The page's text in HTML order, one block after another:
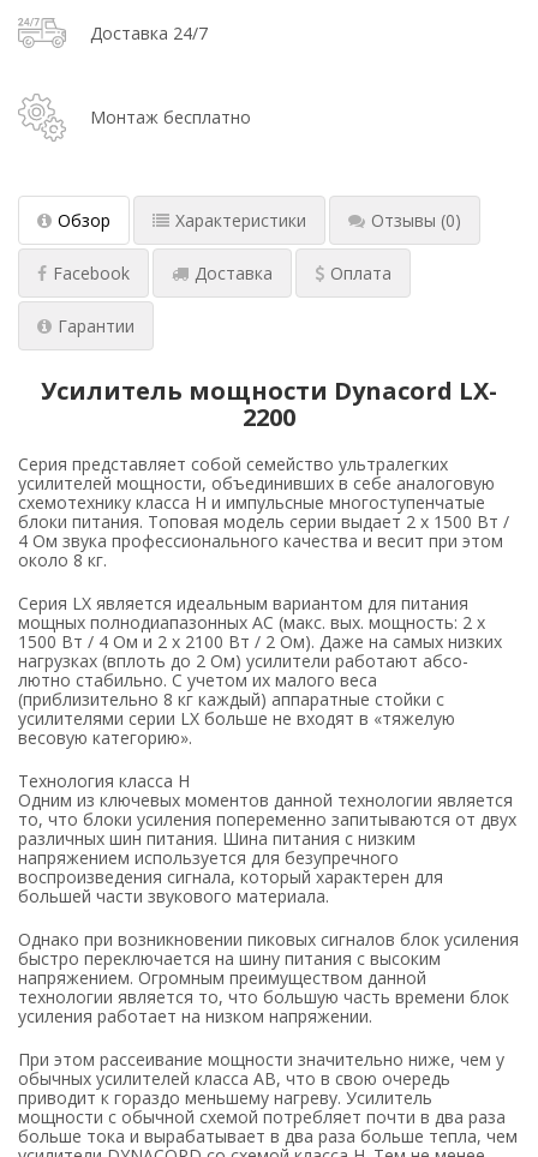
Доставка 24/7
Монтаж бесплатно
Обзор Характеристики Отзывы (0)
Facebook Доставка Оплата
Гарантии
Усилитель мощности Dynacord LX-
2200
Серия представляет собой семейство ультралегких
усилителей мощности, объединивших в себе аналоговую
схемотехнику класса H и импульсные многоступенчатые
блоки питания. Топовая модель серии выдает 2 x 1500 Вт /
4 Ом звука профессионального качества и весит при этом
около 8 кг.
Серия LX является идеальным вариантом для питания
мощных полнодиапазонных АС (макс. вых. мощность: 2 x
1500 Вт / 4 Ом и 2 x 2100 Вт / 2 Ом). Даже на самых низких
нагрузках (вплоть до 2 Ом) усилители работают абсо-
лютно стабильно. С учетом их малого веса
(приблизительно 8 кг каждый) аппаратные стойки с
усилителями серии LX больше не входят в «тяжелую
весовую категорию».
Технология класса H
Одним из ключевых моментов данной технологии является
то, что блоки усиления попеременно запитываются от двух
различных шин питания. Шина питания с низким
напряжением используется для безупречного
воспроизведения сигнала, который характерен для
большей части звукового материала.
Однако при возникновении пиковых сигналов блок усиления
быстро переключается на шину питания с высоким
напряжением. Огромным преимуществом данной
технологии является то, что большую часть времени блок
усиления работает на низком напряжении.
При этом рассеивание мощности значительно ниже, чем у
обычных усилителей класса AB, что в свою очередь
приводит к гораздо меньшему нагреву. Усилитель
мощности с обычной схемой потребляет почти в два раза
больше тока и вырабатывает в два раза больше тепла, чем